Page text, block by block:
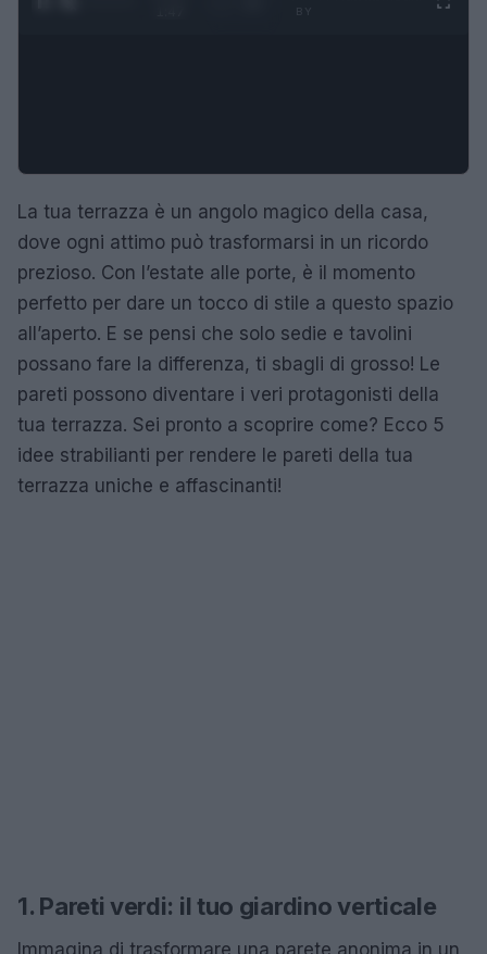
La tua terrazza è un angolo magico della casa,
dove ogni attimo può trasformarsi in un ricordo
prezioso. Con l’estate alle porte, è il momento
perfetto per dare un tocco di stile a questo spazio
all’aperto. E se pensi che solo sedie e tavolini
possano fare la differenza, ti sbagli di grosso! Le
pareti possono diventare i veri protagonisti della
tua terrazza. Sei pronto a scoprire come? Ecco 5
idee strabilianti per rendere le pareti della tua
terrazza uniche e affascinanti!
1. Pareti verdi: il tuo giardino verticale
Immagina di trasformare una parete anonima in un